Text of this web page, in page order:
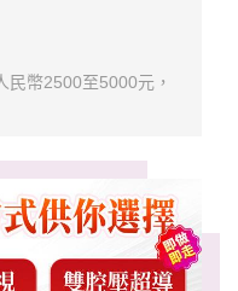
幣2500至5000元，